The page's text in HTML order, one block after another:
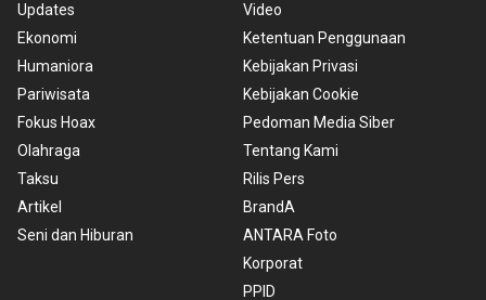
Updates
Ekonomi
Humaniora
Pariwisata
Fokus Hoax
Olahraga
Taksu
Artikel
Seni dan Hiburan
Video
Ketentuan Penggunaan
Kebijakan Privasi
Kebijakan Cookie
Pedoman Media Siber
Tentang Kami
Rilis Pers
BrandA
ANTARA Foto
Korporat
PPID